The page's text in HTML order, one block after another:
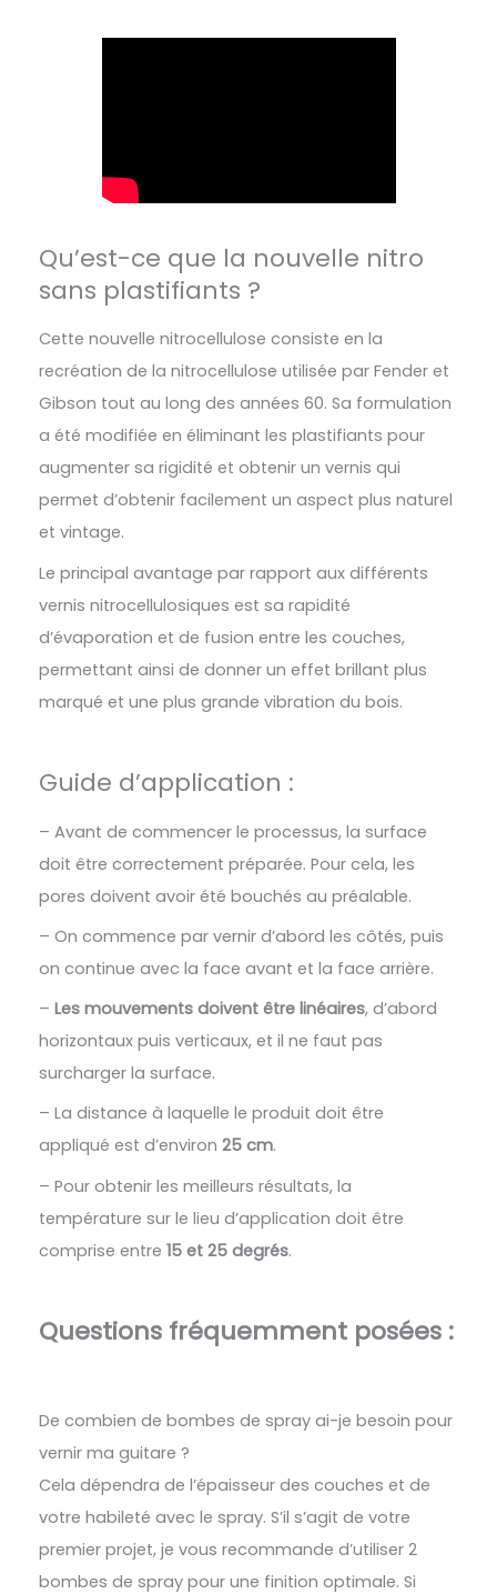
Qu’est-ce que la nouvelle nitro
sans plastifiants ?
Cette nouvelle nitrocellulose consiste en la
recréation de la nitrocellulose utilisée par Fender et
Gibson tout au long des années 60. Sa formulation
a été modifiée en éliminant les plastifiants pour
augmenter sa rigidité et obtenir un vernis qui
permet d’obtenir facilement un aspect plus naturel
et vintage.
Le principal avantage par rapport aux différents
vernis nitrocellulosiques est sa rapidité
d’évaporation et de fusion entre les couches,
permettant ainsi de donner un effet brillant plus
marqué et une plus grande vibration du bois.
Guide d’application :
– Avant de commencer le processus, la surface
doit être correctement préparée. Pour cela, les
pores doivent avoir été bouchés au préalable.
– On commence par vernir d’abord les côtés, puis
on continue avec la face avant et la face arrière.
– Les mouvements doivent être linéaires, d’abord
horizontaux puis verticaux, et il ne faut pas
surcharger la surface.
– La distance à laquelle le produit doit être
appliqué est d’environ 25 cm.
– Pour obtenir les meilleurs résultats, la
température sur le lieu d’application doit être
comprise entre 15 et 25 degrés.
Questions fréquemment posées :
De combien de bombes de spray ai-je besoin pour
vernir ma guitare ?
Cela dépendra de l’épaisseur des couches et de
votre habileté avec le spray. S’il s’agit de votre
premier projet, je vous recommande d’utiliser 2
bombes de spray pour une finition optimale. Si